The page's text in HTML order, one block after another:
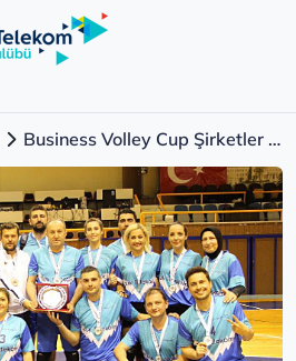
Business Volley Cup Şirketler Ligi